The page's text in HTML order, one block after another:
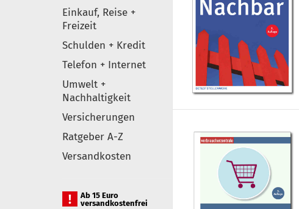
Einkauf, Reise +
Freizeit
Schulden + Kredit
Telefon + Internet
Umwelt +
Nachhaltigkeit
Versicherungen
Ratgeber A-Z
Versandkosten
Ab 15 Euro
versandkostenfrei